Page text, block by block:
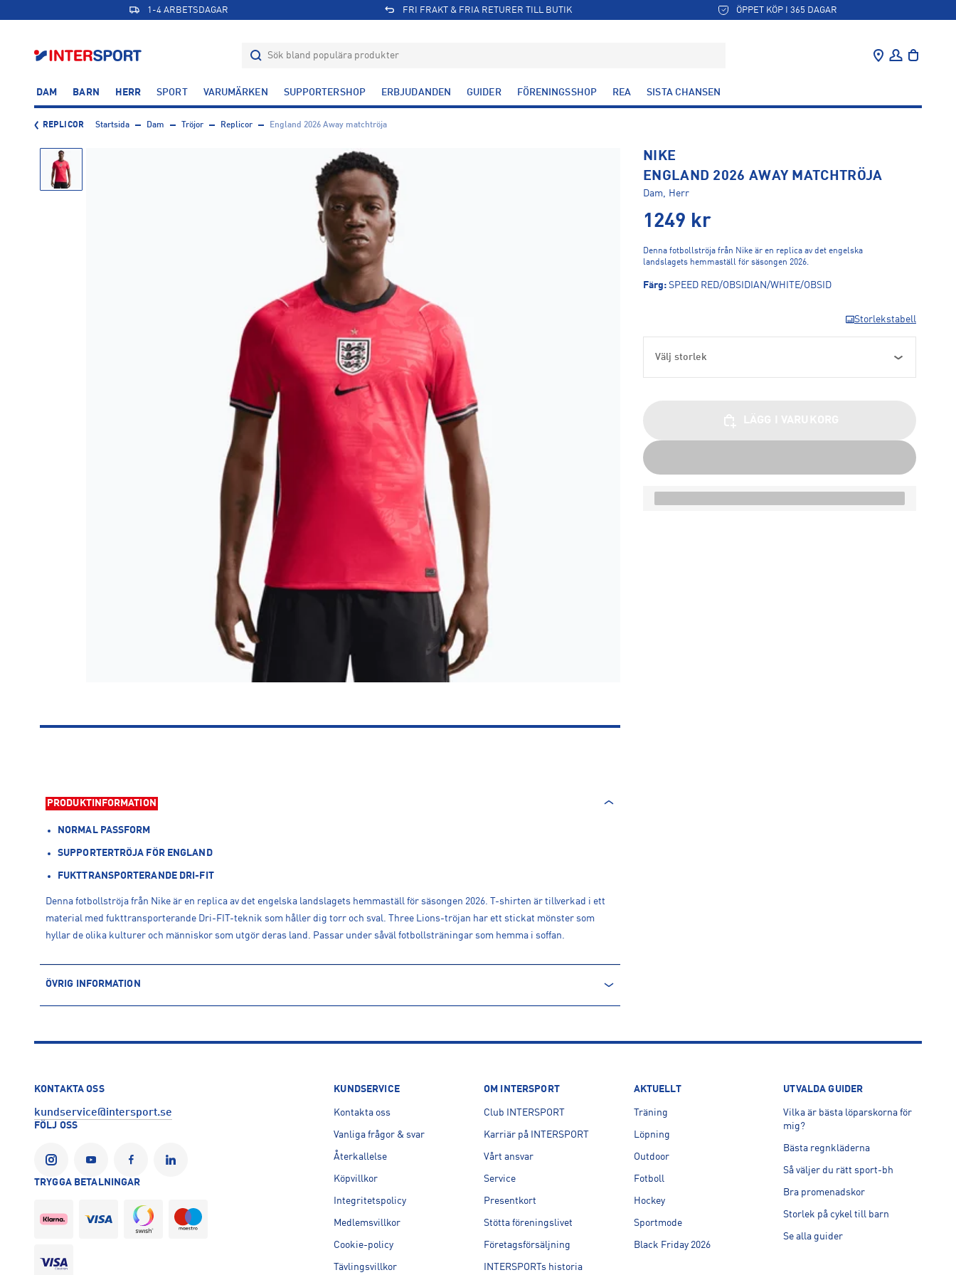
1-4 ARBETSDAGAR FRI FRAKT & FRIA RETURER TILL BUTIK ÖPPET KÖP I 365 DAGAR
DAM BARN HERR SPORT VARUMÄRKEN SUPPORTERSHOP ERBJUDANDEN GUIDER FÖRENINGSSHOP REA SISTA CHANSEN
REPLICOR Startsida Dam Tröjor Replicor England 2026 Away matchtröja
NIKE
ENGLAND 2026 AWAY MATCHTRÖJA
Dam, Herr
1249 kr
Denna fotbollströja från Nike är en replica av det engelska
landslagets hemmaställ för säsongen 2026.
Färg: SPEED RED/OBSIDIAN/WHITE/OBSID
Storlekstabell
Välj storlek
PRODUKTINFORMATION
NORMAL PASSFORM
SUPPORTERTRÖJA FÖR ENGLAND
FUKTTRANSPORTERANDE DRI-FIT
Denna fotbollströja från Nike är en replica av det engelska landslagets hemmaställ för säsongen 2026. T-shirten är tillverkad i ett
material med fukttransporterande Dri-FIT-teknik som håller dig torr och sval. Three Lions-tröjan har ett stickat mönster som
hyllar de olika kulturer och människor som utgör deras land. Passar under såväl fotbollsträningar som hemma i soffan.
ÖVRIG INFORMATION
Leverantörens produktnummer: IB5361
Tillverkaradress: Colosseum 1, 1213 NL, Hilversum, NL
KONTAKTA OSS
kundservice@intersport.se
FÖLJ OSS
TRYGGA BETALNINGAR
KUNDSERVICE
Kontakta oss
Vanliga frågor & svar
Återkallelse
Köpvillkor
Integritetspolicy
Medlemsvillkor
Cookie-policy
Tävlingsvillkor
OM INTERSPORT
Club INTERSPORT
Karriär på INTERSPORT
Vårt ansvar
Service
Presentkort
Stötta föreningslivet
Företagsförsäljning
INTERSPORTs historia
AKTUELLT
Träning
Löpning
Outdoor
Fotboll
Hockey
Sportmode
Black Friday 2026
UTVALDA GUIDER
Vilka är bästa löparskorna för
mig?
Bästa regnkläderna
Så väljer du rätt sport-bh
Bra promenadskor
Storlek på cykel till barn
Se alla guider